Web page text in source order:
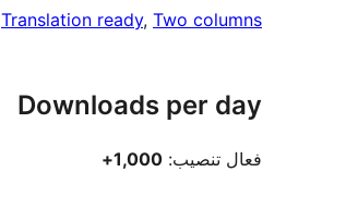
Translation ready, Two columns
Downloads per day
فعال تنصيب: 1,000+